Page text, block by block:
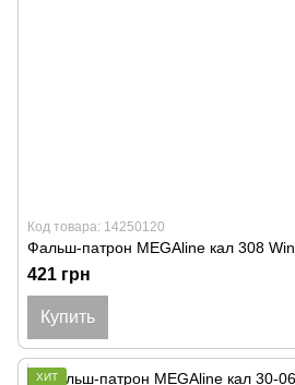
Код товара: 14250120
Фальш-патрон MEGAline кал 308 Win
421 грн
Купить
ХИТ